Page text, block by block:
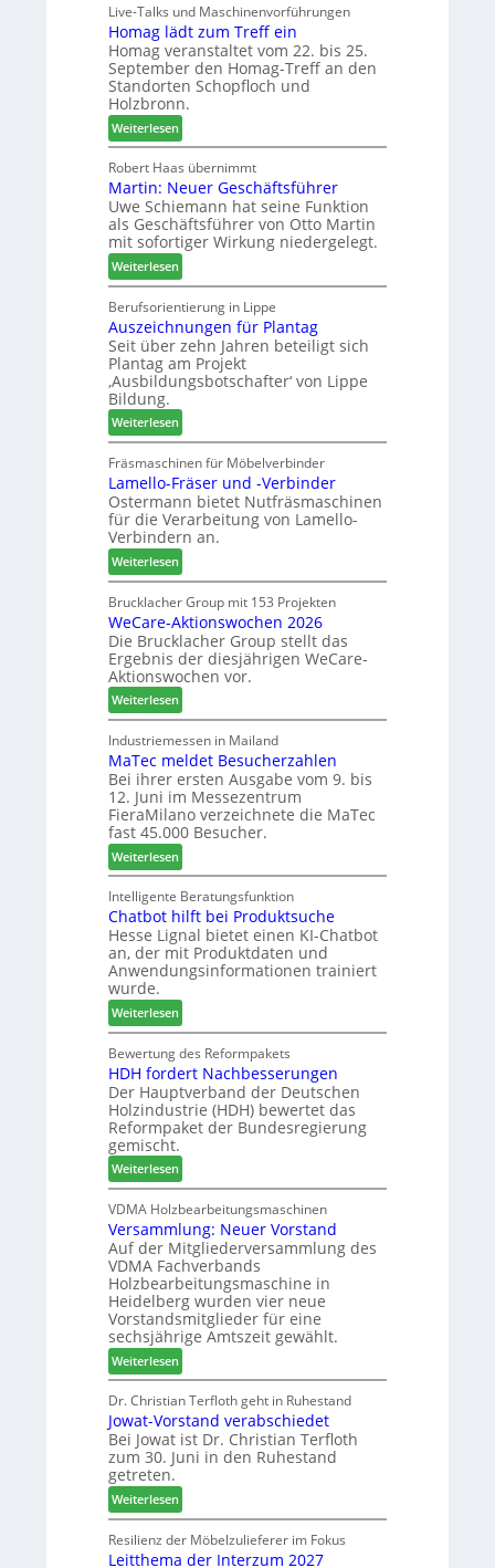
e
n
a
u
s
f
ü
r
W
e
m
h
n
e
r
c
h
e
n
s
t
a
u
r
a
u
m
-
S
o
r
t
i
m
e
n
t
Live-Talks und Maschinenvorführungen
Homag lädt zum Treff ein
Homag veranstaltet vom 22. bis 25.
September den Homag-Treff an den
Standorten Schopfloch und
Holzbronn.
Weiterlesen:
H
o
m
a
g
l
ä
d
t
z
u
m
T
e
f
f
e
i
n
Robert Haas übernimmt
Martin: Neuer Geschäftsführer
Uwe Schiemann hat seine Funktion
als Geschäftsführer von Otto Martin
mit sofortiger Wirkung niedergelegt.
Weiterlesen:
M
a
r
t
i
n
N
e
u
e
r
G
e
s
c
h
ä
f
t
s
f
ü
h
r
e
r
Berufsorientierung in Lippe
Auszeichnungen für Plantag
Seit über zehn Jahren beteiligt sich
Plantag am Projekt
‚Ausbildungsbotschafter‘ von Lippe
Bildung.
Weiterlesen:
A
u
s
z
e
i
c
h
n
u
n
g
e
n
f
ü
r
P
l
a
n
t
a
g
Fräsmaschinen für Möbelverbinder
Lamello-Fräser und -Verbinder
Ostermann bietet Nutfräsmaschinen
für die Verarbeitung von Lamello-
Verbindern an.
Weiterlesen:
L
a
m
e
l
l
o
-
F
r
ä
s
e
r
u
n
d
-
V
e
r
b
i
n
d
e
r
Brucklacher Group mit 153 Projekten
WeCare-Aktionswochen 2026
Die Brucklacher Group stellt das
Ergebnis der diesjährigen WeCare-
Aktionswochen vor.
Weiterlesen:
W
e
C
a
r
e
-
A
k
t
i
o
n
s
w
o
c
h
e
n
2
0
2
6
Industriemessen in Mailand
MaTec meldet Besucherzahlen
Bei ihrer ersten Ausgabe vom 9. bis
12. Juni im Messezentrum
FieraMilano verzeichnete die MaTec
fast 45.000 Besucher.
Weiterlesen:
M
a
T
e
c
m
l
d
e
t
B
e
s
u
c
h
e
r
z
a
h
l
e
n
Intelligente Beratungsfunktion
Chatbot hilft bei Produktsuche
Hesse Lignal bietet einen KI-Chatbot
an, der mit Produktdaten und
Anwendungsinformationen trainiert
wurde.
Weiterlesen:
C
h
a
t
b
o
t
h
i
l
t
b
e
P
r
o
u
k
t
u
c
e
Bewertung des Reformpakets
HDH fordert Nachbesserungen
Der Hauptverband der Deutschen
Holzindustrie (HDH) bewertet das
Reformpaket der Bundesregierung
gemischt.
Weiterlesen:
H
D
H
f
o
r
d
e
r
t
N
a
c
h
b
e
s
s
e
VDMA Holzbearbeitungsmaschinen
Versammlung: Neuer Vorstand
Auf der Mitgliederversammlung des
VDMA Fachverbands
Holzbearbeitungsmaschine in
Heidelberg wurden vier neue
Vorstandsmitglieder für eine
sechsjährige Amtszeit gewählt.
Weiterlesen:
V
e
r
s
a
m
l
u
n
Dr. Christian Terfloth geht in Ruhestand
Jowat-Vorstand verabschiedet
Bei Jowat ist Dr. Christian Terfloth
zum 30. Juni in den Ruhestand
getreten.
Weiterlesen:
J
o
w
Resilienz der Möbelzulieferer im Fokus
Leitthema der Interzum 2027